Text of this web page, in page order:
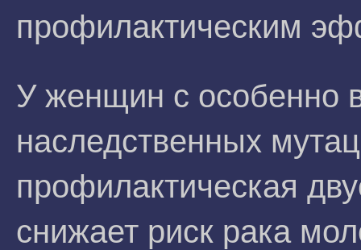
профилактическим
У женщин с особенно
наследственных
профилактическая
снижает риск рака